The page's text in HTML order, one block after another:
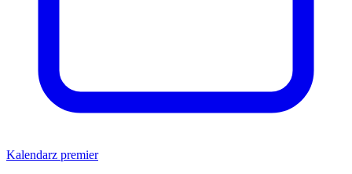
Kalendarz premier